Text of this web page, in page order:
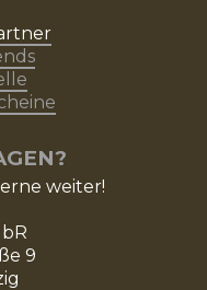
weiter!
9